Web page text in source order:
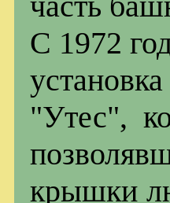
С 1972
"Утес",
крышки